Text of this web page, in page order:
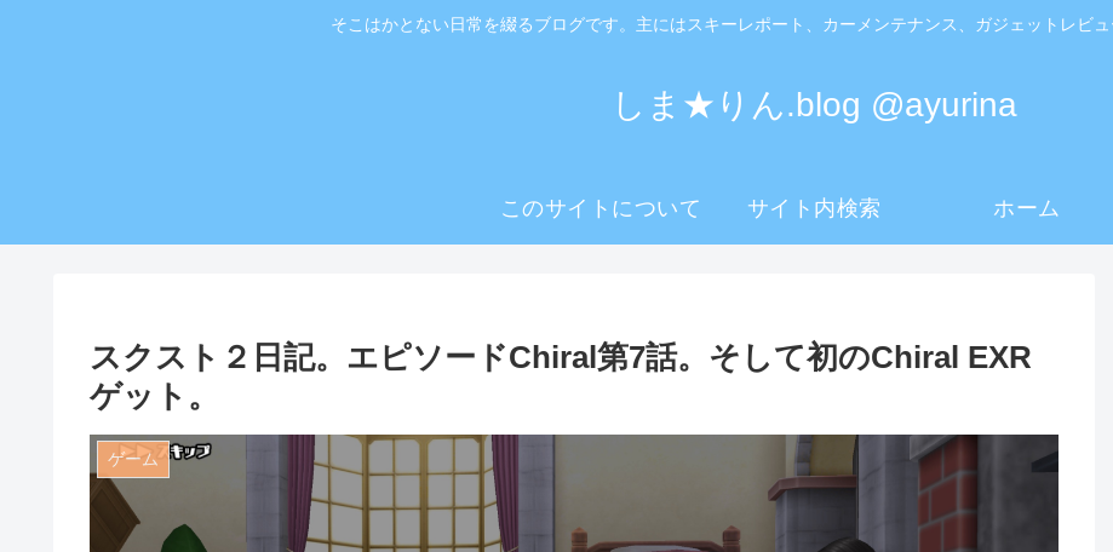
そこはかとない日常を綴るブログです。主にはスキーレポート、カーメンテナンス、ガジェットレビュ
しま★りん.blog @ayurina
このサイトについて サイト内検索 ホーム
スクスト２日記。エピソードChiral第7話。そして初のChiral EXR
ゲット。
ゲーム